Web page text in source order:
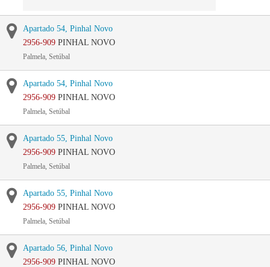
Apartado 54, Pinhal Novo
2956-909 PINHAL NOVO
Palmela, Setúbal
Apartado 54, Pinhal Novo
2956-909 PINHAL NOVO
Palmela, Setúbal
Apartado 55, Pinhal Novo
2956-909 PINHAL NOVO
Palmela, Setúbal
Apartado 55, Pinhal Novo
2956-909 PINHAL NOVO
Palmela, Setúbal
Apartado 56, Pinhal Novo
2956-909 PINHAL NOVO